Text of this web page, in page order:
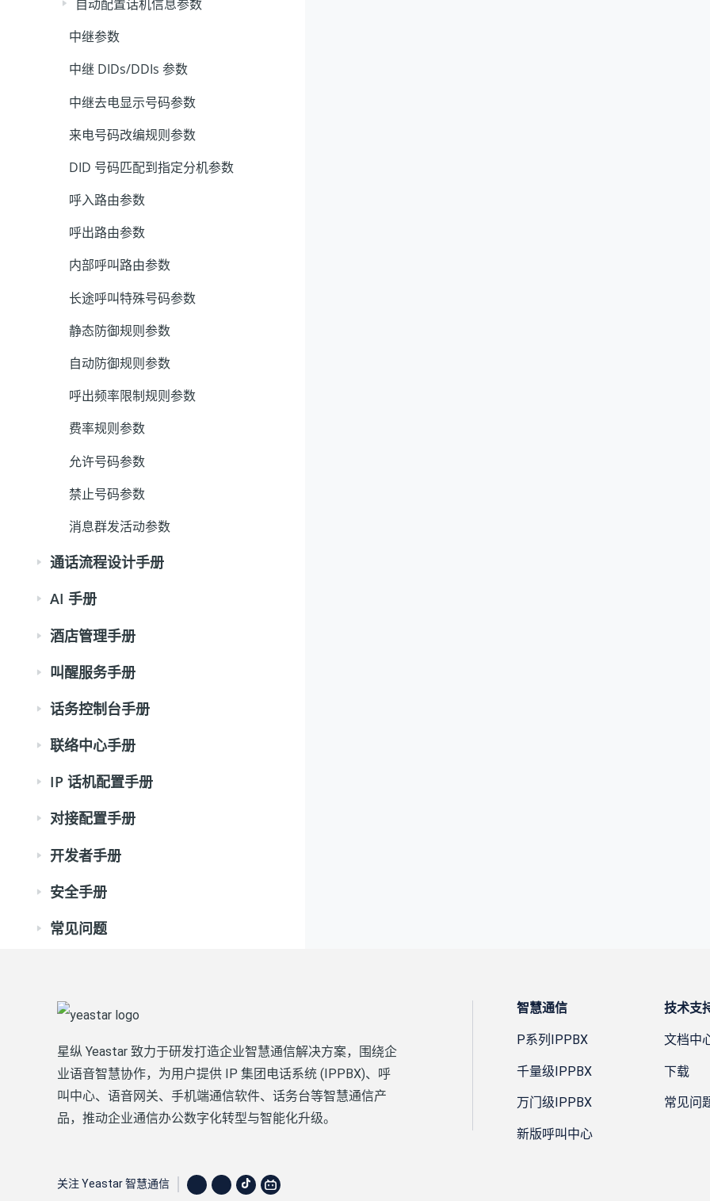
自动配置话机信息参数
中继参数
中继 DIDs/DDIs 参数
中继去电显示号码参数
来电号码改编规则参数
DID 号码匹配到指定分机参数
呼入路由参数
呼出路由参数
内部呼叫路由参数
长途呼叫特殊号码参数
静态防御规则参数
自动防御规则参数
呼出频率限制规则参数
费率规则参数
允许号码参数
禁止号码参数
消息群发活动参数
通话流程设计手册
AI 手册
酒店管理手册
叫醒服务手册
话务控制台手册
联络中心手册
IP 话机配置手册
对接配置手册
开发者手册
安全手册
常见问题
星纵 Yeastar 致力于研发打造企业智慧通信解决方案，围绕企
业语音智慧协作，为用户提供 IP 集团电话系统 (IPPBX)、呼
叫中心、语音网关、手机端通信软件、话务台等智慧通信产
品，推动企业通信办公数字化转型与智能化升级。
智慧通信
P系列IPPBX
千量级IPPBX
万门级IPPBX
新版呼叫中心
技术支
文档中
下载
常见问
关注 Yeastar 智慧通信